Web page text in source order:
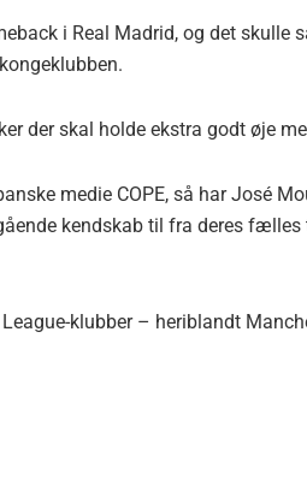
i Real Madrid, og det skulle
der skal holde ekstra godt øje
medie COPE, så har José
kendskab til fra deres fælles
klubber – heriblandt